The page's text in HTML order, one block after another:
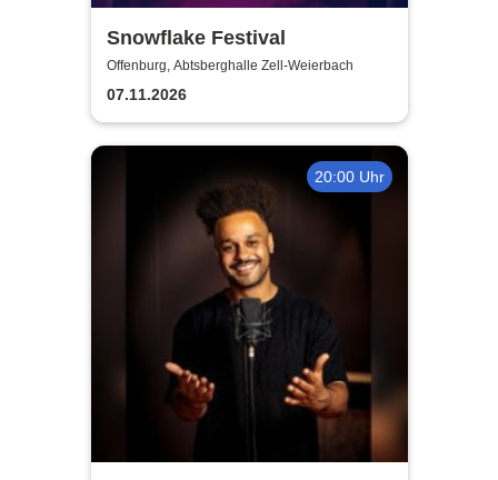
Snowflake Festival
Offenburg, Abtsberghalle Zell-Weierbach
07.11.2026
20:00 Uhr